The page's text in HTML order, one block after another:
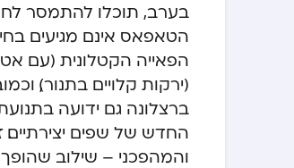
בערב, תוכלו להתמסר
הטאפאס אינם מגיעים
הפאייה הקטלונית (עם
(ירקות קלויים בתנור),
ברצלונה גם ידועה
החדש של שפים יצירתיים.
והמהפכני – שילוב